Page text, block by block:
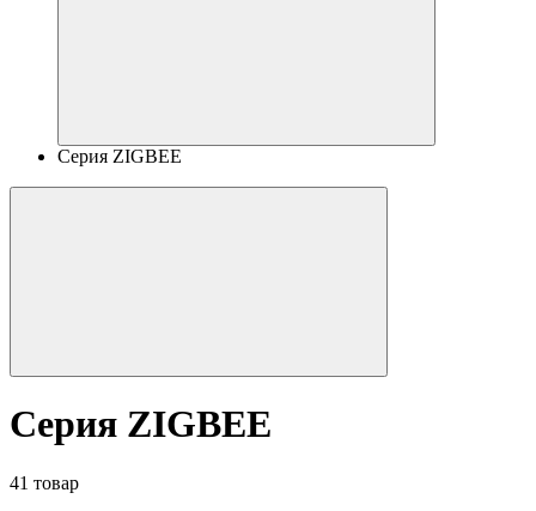
Серия ZIGBEE
Серия ZIGBEE
41 товар